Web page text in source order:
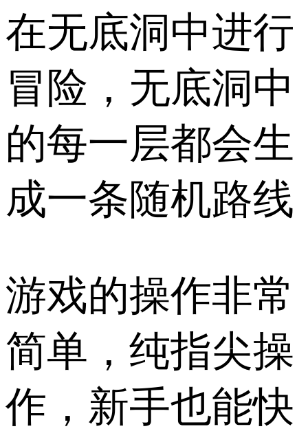
在无底洞中进行
冒险，无底洞中
的每一层都会生
成一条随机路线
游戏的操作非常
简单，纯指尖操
作，新手也能快